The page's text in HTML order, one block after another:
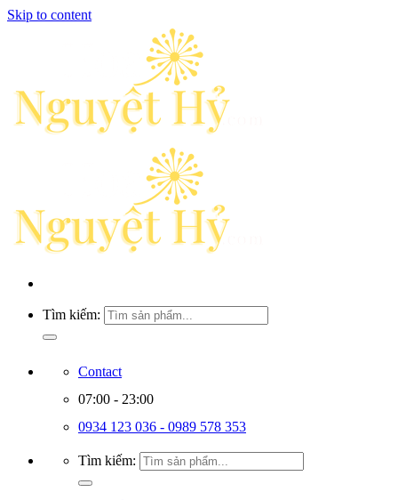
Skip to content
Tìm kiếm:
Contact
07:00 - 23:00
0934 123 036 - 0989 578 353
Tìm kiếm: